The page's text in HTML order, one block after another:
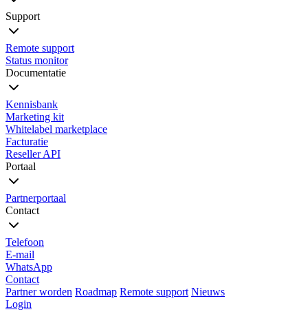
Support
Remote support
Status monitor
Documentatie
Kennisbank
Marketing kit
Whitelabel marketplace
Facturatie
Reseller API
Portaal
Partnerportaal
Contact
Telefoon
E-mail
WhatsApp
Contact
Partner worden Roadmap Remote support Nieuws
Login